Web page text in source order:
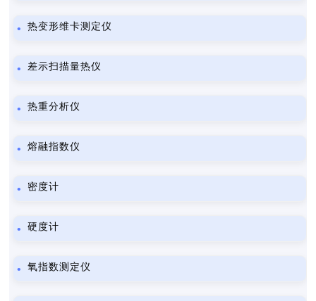
热变形维卡测定仪
差示扫描量热仪
热重分析仪
熔融指数仪
密度计
硬度计
氧指数测定仪